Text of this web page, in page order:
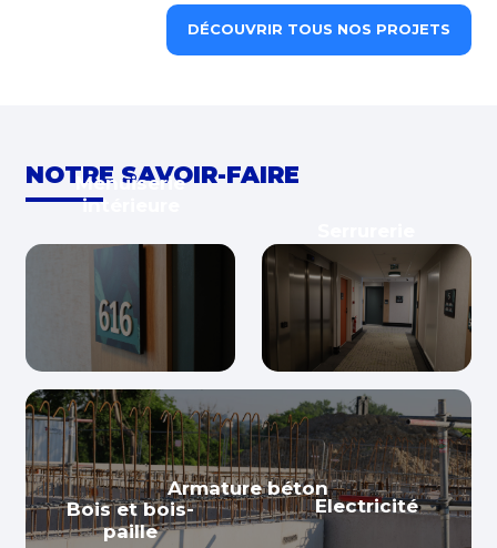
DÉCOUVRIR TOUS NOS PROJETS
NOTRE SAVOIR-FAIRE
Menuiserie
intérieure
Armature béton
Bois et bois-
paille
Electricité